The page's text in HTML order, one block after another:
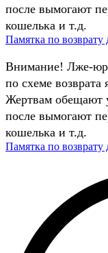
после вымогают
кошелька и т.д.
Памятка по возврату
Внимание! Лже-
по схеме возврата
Жертвам
после вымогают
кошелька и т.д.
Памятка по возврату